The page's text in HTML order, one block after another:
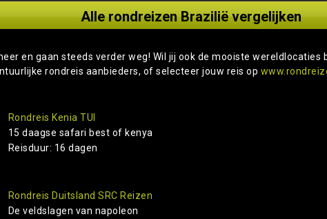
Alle rondreizen Brazilië vergelijken
en gaan steeds verder weg! Wil jij ook de mooiste wereldlocaties
rondreis aanbieders, of selecteer jouw reis op
Rondreis Kenia TUI
15 daagse safari best of kenya
Reisduur: 16 dagen
Rondreis Duitsland SRC Reizen
De veldslagen van napoleon